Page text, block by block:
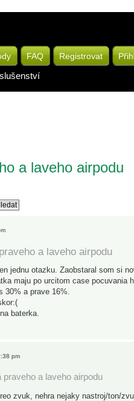
FAQ Registrovat
a laveho airpodu
a laveho airpodu
jednu otazku. Zaobstaral som si
maju po urcitom case pocuvania
30% a prave 16%.
baterka.
pm
a laveho airpodu
zvuk, nehra nejaky nastroj/ton/